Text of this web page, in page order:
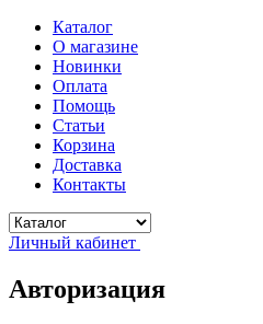
Каталог
О магазине
Новинки
Оплата
Помощь
Статьи
Корзина
Доставка
Контакты
Личный кабинет
Авторизация